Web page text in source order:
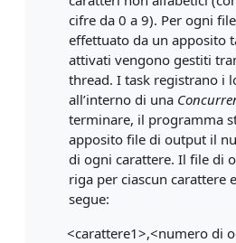
cifre da 0 a 9). Per ogni
effettuato da un apposito
attivati vengono gestiti
thread. I task registrano i
all’interno di una
terminare, il programma
apposito file di output il
di ogni carattere. Il file di
riga per ciascun carattere
segue:
<carattere1>,<numero di